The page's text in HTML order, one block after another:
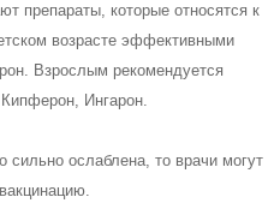
препараты, которые относятся к
возрасте эффективными
Взрослым рекомендуется
Ингарон.
сильно ослаблена, то врачи могут